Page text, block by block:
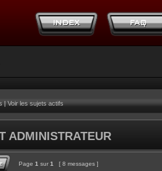
|Voir les sujets actifs
ADMINISTRATEUR
Page 1 sur 1 [ 8 messages ]